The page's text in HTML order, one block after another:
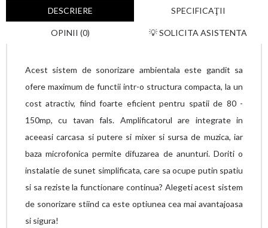
DESCRIERE SPECIFICAŢII
OPINII (0) 💡 SOLICITA ASISTENTA
Acest sistem de sonorizare ambientala este gandit sa
ofere maximum de functii intr-o structura compacta, la un
cost atractiv, fiind foarte eficient pentru spatii de 80 -
150mp, cu tavan fals. Amplificatorul are integrate in
aceeasi carcasa si putere si mixer si sursa de muzica, iar
baza microfonica permite difuzarea de anunturi. Doriti o
instalatie de sunet simplificata, care sa ocupe putin spatiu
si sa reziste la functionare continua? Alegeti acest sistem
de sonorizare stiind ca este optiunea cea mai avantajoasa
si sigura!